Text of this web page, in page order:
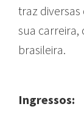
traz
sua carreira,
brasileira.
Ingressos: